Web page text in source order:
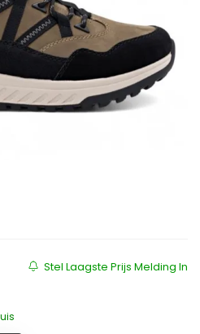
Stel Laagste Prijs Melding In
prijs was:
prijs is: €71.97.